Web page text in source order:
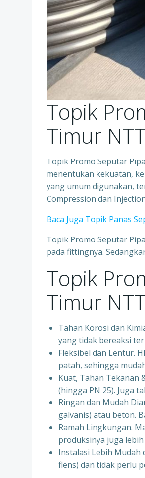
Topik
Timur
Topik Promo Seputar
menentukan kekuatan,
yang umum digunakan,
Compression dan
Baca Juga Topik Panas
Topik Promo Seputar
pada fittingnya.
Topik
Timur
Tahan Korosi dan
yang tidak bereaksi
Fleksibel dan Lentur.
patah, sehingga
Kuat, Tahan Tekanan
(hingga PN 25). Juga
Ringan dan Mudah
galvanis) atau beton.
Ramah Lingkungan.
produksinya juga
Instalasi Lebih Mudah
flens) dan tidak perlu